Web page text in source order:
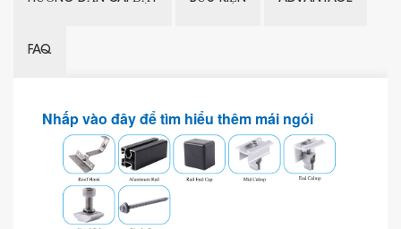
FAQ
Nhấp vào đây để tìm hiểu thêm mái ngói